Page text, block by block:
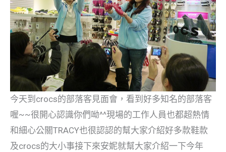
今天到crocs的部落客見面會，看到好多知名的部落客
喔~~很開心認識你們呦^^現場的工作人員也都超熱情
和細心公關TRACY也很認認的幫大家介紹好多款鞋款
及crocs的大小事接下來安妮就幫大家介紹一下今年